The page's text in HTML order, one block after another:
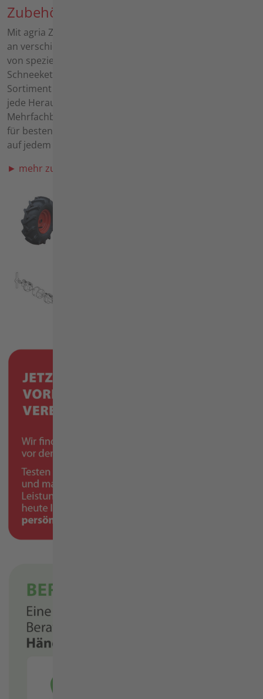
Zubehöre
Mit agria Zubehör lassen sich Grundmaschinen flexibel
an verschiedenste Aufgaben und Gelände anpassen -
von speziellen Bereifungen über Gitterräder bis zu
Schneeketten und Zusatzgewichten bietet das
Sortiment maximale Einsatzsicherheit und Effizienz für
jede Herausforderung. Innovative Lösungen wie
Mehrfachbereifung oder Stachelwalzen sorgen dabei
für besten Halt, Bodenschonung und Leistungsfähigkeit
auf jedem Untergrund.
► mehr zu den Zubehören